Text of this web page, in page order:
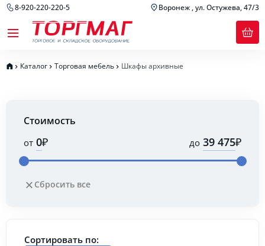
8-920-220-220-5 Воронеж , ул. Остужева, 47/3
Каталог Торговая мебель Шкафы архивные
Стоимость
от ₽ до ₽
Сбросить все
Сортировать по: